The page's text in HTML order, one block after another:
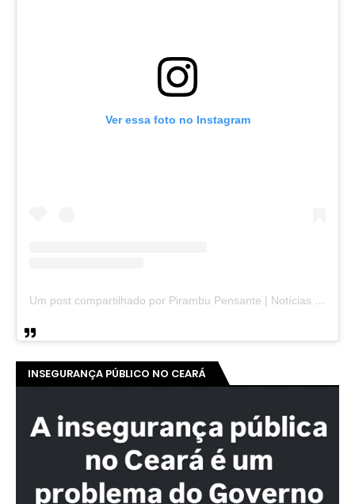
Ver essa foto no Instagram
Um post compartilhado por Pirambu Pensante | Notícias & Entretenimento (@pirambupensante)
INSEGURANÇA PÚBLICO NO CEARÁ